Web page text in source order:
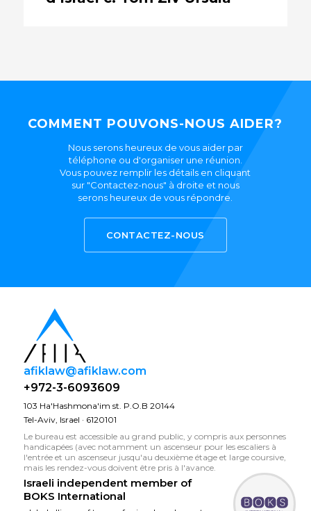
COMMENT POUVONS-NOUS AIDER?
Nous serons heureux de vous aider par
téléphone ou d'organiser une réunion.
Vous pouvez remplir les détails en cliquant
sur "Contactez-nous" à droite et nous
serons heureux de vous répondre.
CONTACTEZ-NOUS
afiklaw@afiklaw.com
+972-3-6093609
103 Ha'Hashmona'im st. P.O.B 20144
Tel-Aviv, Israel · 6120101
Le bureau est accessible au grand public, y compris aux personnes
handicapées (avec notamment un ascenseur pour les escaliers à
l'entrée et un ascenseur jusqu'au deuxième étage et large coursive,
mais les rendez-vous doivent être pris à l'avance.
Israeli independent member of
BOKS International